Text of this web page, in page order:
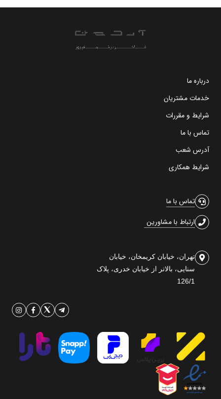
درباره ما
خدمات مشتریان
شرایط و مقررات
تماس با ما
آدرس شعب
شرایط همکاری
تماس با ما
ارتباط با مشاورین
تهران، خیابان کریمخان، خیابان
سنایی، بالاتر از خیابان خدری، پلاک
126/1